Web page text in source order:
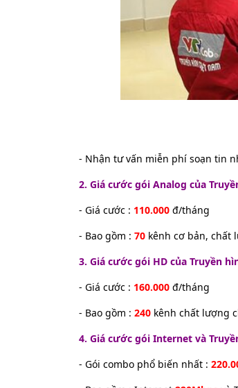
- Nhận tư vấn miễn phí soạn tin
2. Giá cước gói Analog của
- Giá cước : 110.000 đ/tháng
- Bao gồm : 70 kênh cơ bản, chất
3. Giá cước gói HD của Truyền
- Giá cước : 160.000 đ/tháng
- Bao gồm : 240 kênh chất lượng
4. Giá cước gói Internet và
- Gói combo phổ biến nhất :